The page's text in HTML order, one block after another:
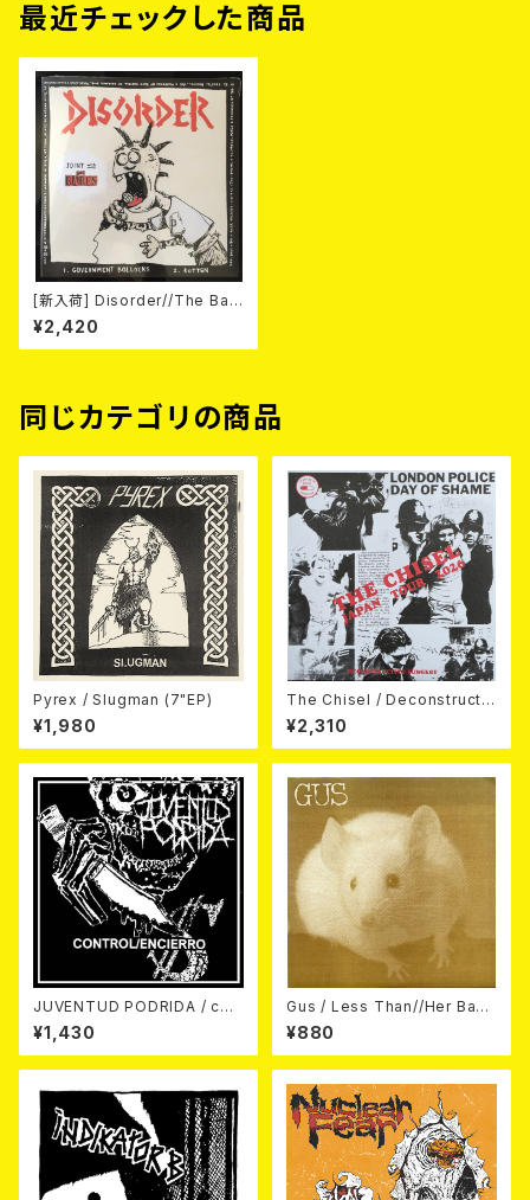
最近チェックした商品
[新入荷] Disorder//The Bab
es / Joint (COLOR VINYL/
7"EP)
¥2,420
同じカテゴリの商品
Pyrex / Slugman (7"EP)
¥1,980
The Chisel / Deconstructiv
e Surgery (7"EP)
¥2,310
JUVENTUD PODRIDA / con
trol/encierro 7EP
¥1,430
Gus / Less Than//Her Back
yard (7")
¥880